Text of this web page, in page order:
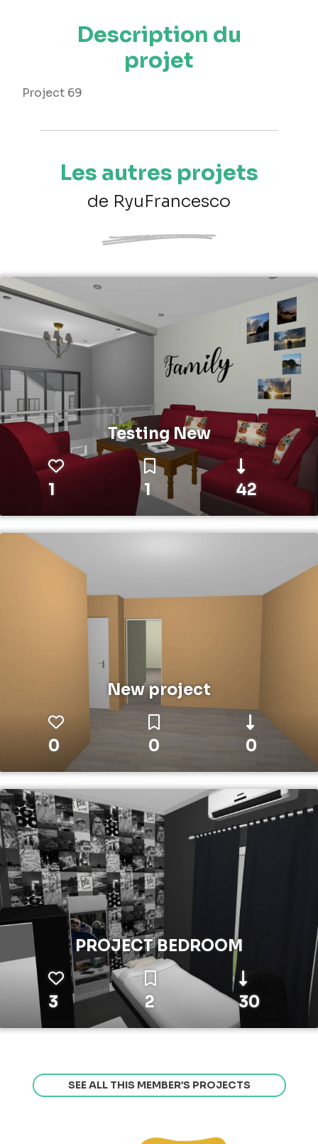
Description du
projet
Project 69
Les autres projets
de RyuFrancesco
Testing New
1 1 42
New project
0 0 0
PROJECT BEDROOM
3 2 30
SEE ALL THIS MEMBER’S PROJECTS